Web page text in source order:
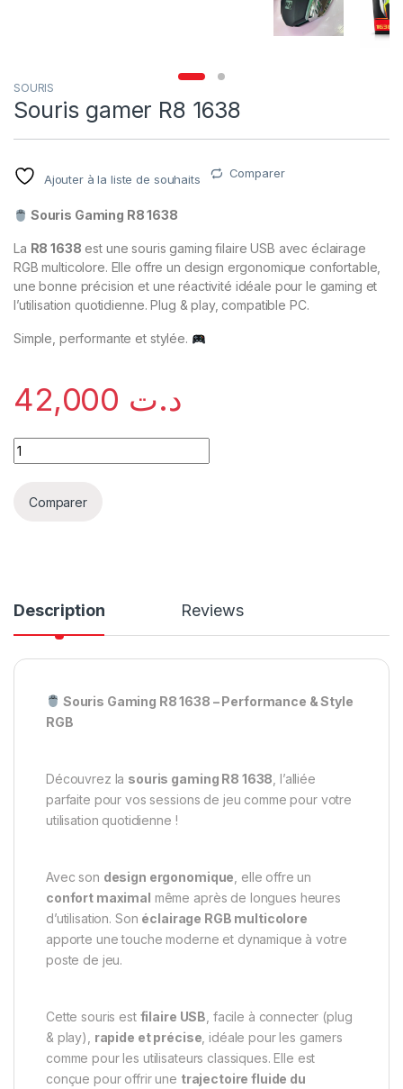
SOURIS
Souris gamer R8 1638
Ajouter à la liste de souhaits Comparer
Souris Gaming R8 1638
La R8 1638 est une souris gaming filaire USB avec éclairage
RGB multicolore. Elle offre un design ergonomique confortable,
une bonne précision et une réactivité idéale pour le gaming et
l’utilisation quotidienne. Plug & play, compatible PC.
Simple, performante et stylée.
د.ت
Comparer
Description Reviews
Souris Gaming R8 1638 – Performance & Style
RGB
Découvrez la souris gaming R8 1638 , l’alliée
parfaite pour vos sessions de jeu comme pour votre
utilisation quotidienne !
Avec son design ergonomique , elle offre un
confort maximal même après de longues heures
d’utilisation. Son éclairage RGB multicolore
apporte une touche moderne et dynamique à votre
poste de jeu.
Cette souris est filaire USB , facile à connecter (plug
& play), rapide et précise , idéale pour les gamers
comme pour les utilisateurs classiques. Elle est
conçue pour offrir une trajectoire fluide du